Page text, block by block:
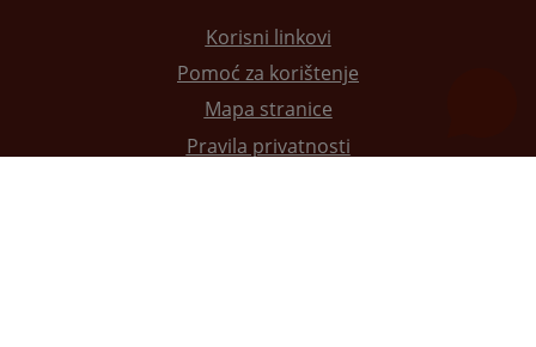
Korisni linkovi
Pomoć za korištenje
Mapa stranice
Pravila privatnosti